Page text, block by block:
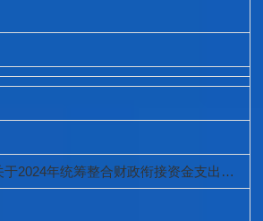
噶尔县乡村振兴局关于2024年统筹整合财政衔接资金支出进度完成情况公示